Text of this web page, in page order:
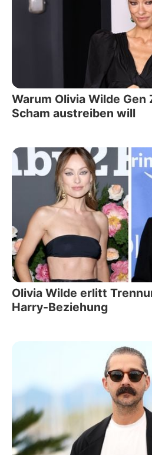
Warum Olivia Wilde Gen
Scham austreiben will
Olivia Wilde erlitt
Harry-Beziehung